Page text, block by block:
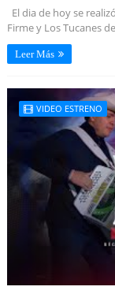
El dia de hoy se
Firme y Los Tucanes
Leer Más
VIDEO ESTRENO